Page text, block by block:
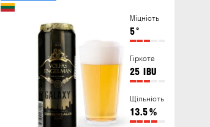
Міцність
5°
Гіркота
25 IBU
Щільність
13.5%